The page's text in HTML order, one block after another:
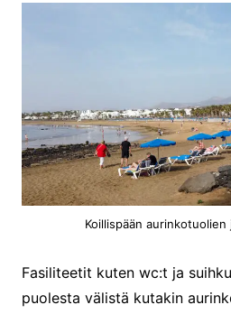
Koillispään
Fasiliteetit kuten wc:t ja
puolesta välistä kutakin